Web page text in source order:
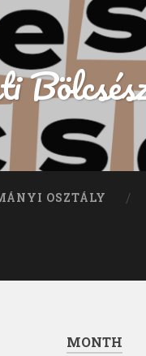
OSZTÁLY
MONTH